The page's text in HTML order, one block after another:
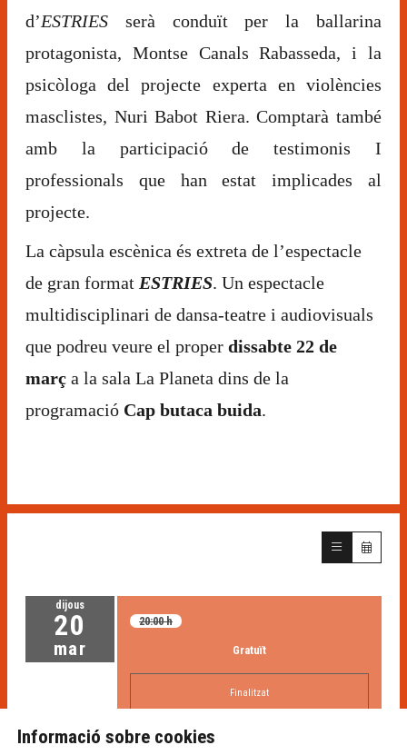
d’ESTRIES serà conduït per la ballarina
protagonista, Montse Canals Rabasseda, i la
psicòloga del projecte experta en violències
masclistes, Nuri Babot Riera. Comptarà també
amb la participació de testimonis I
professionals que han estat implicades al
projecte.
La càpsula escènica és extreta de l’espectacle
de gran format ESTRIES. Un espectacle
multidisciplinari de dansa-teatre i audiovisuals
que podreu veure el proper dissabte 22 de
març a la sala La Planeta dins de la
programació Cap butaca buida.
dijous
20
mar
20:00 h
Gratuït
Finalitzat
Informació sobre cookies